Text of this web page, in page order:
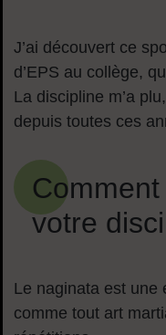
J’ai découvert ce
d’EPS au collège,
La discipline m’a
depuis toutes ces
votre
Le naginata est une
comme tout art